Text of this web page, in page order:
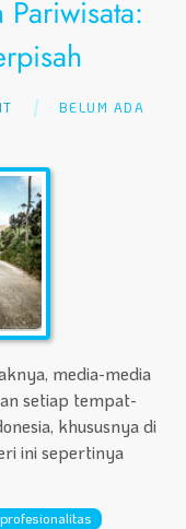
BELUM ADA
media-media
setiap tempat-
khususnya di
ini sepertinya
profesionalitas